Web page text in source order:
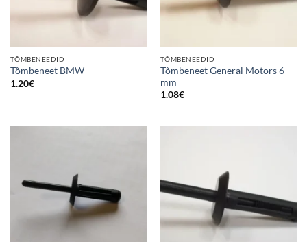
TÕMBENEEDID
Tõmbeneet BMW
1.20€
TÕMBENEEDID
Tõmbeneet General Motors 6
mm
1.08€